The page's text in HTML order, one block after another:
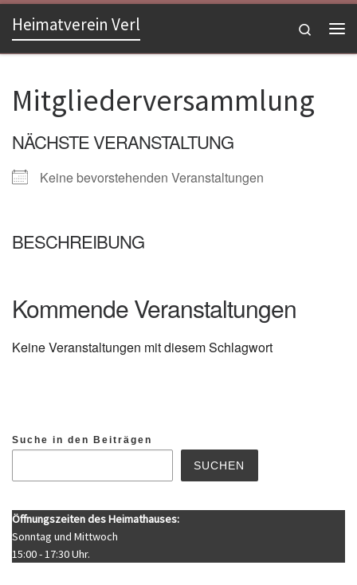
Zum Inhalt springen
Heimatverein Verl
Search
Mitgliederversammlung
NÄCHSTE VERANSTALTUNG
Keine bevorstehenden Veranstaltungen
BESCHREIBUNG
Kommende Veranstaltungen
Keine Veranstaltungen mit diesem Schlagwort
Suche in den Beiträgen
SUCHEN
Öffnungszeiten des Heimathauses:
Sonntag und Mittwoch
15:00 - 17:30 Uhr.